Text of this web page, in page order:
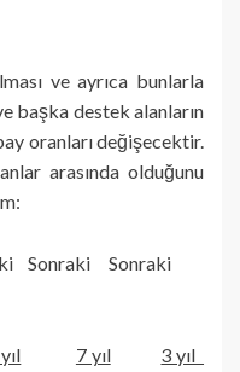
ve ayrıca bunlarla
başka destek alanların
oranları değişecektir.
arasında olduğunu
Sonraki
7 yıl
3 yıl